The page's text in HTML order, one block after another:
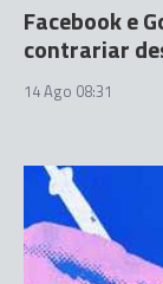
Facebook e
contrariar
14 Ago 08:31